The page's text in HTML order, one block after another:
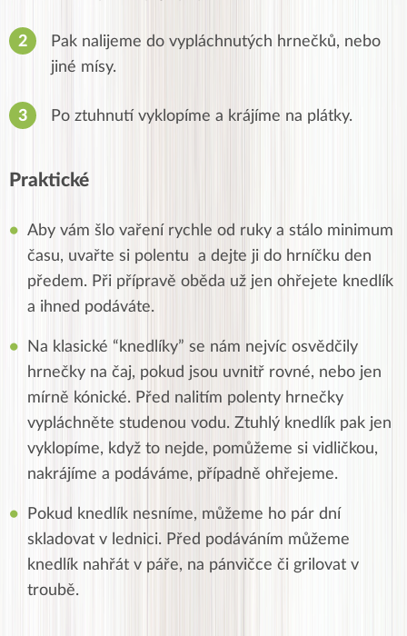
Pak nalijeme do vypláchnutých hrnečků, nebo
jiné mísy.
Po ztuhnutí vyklopíme a krájíme na plátky.
Praktické
Aby vám šlo vaření rychle od ruky a stálo minimum
času, uvařte si polentu a dejte ji do hrníčku den
předem. Při přípravě oběda už jen ohřejete knedlík
a ihned podáváte.
Na klasické “knedlíky” se nám nejvíc osvědčily
hrnečky na čaj, pokud jsou uvnitř rovné, nebo jen
mírně kónické. Před nalitím polenty hrnečky
vypláchněte studenou vodu. Ztuhlý knedlík pak jen
vyklopíme, když to nejde, pomůžeme si vidličkou,
nakrájíme a podáváme, případně ohřejeme.
Pokud knedlík nesníme, můžeme ho pár dní
skladovat v lednici. Před podáváním můžeme
knedlík nahřát v páře, na pánvičce či grilovat v
troubě.